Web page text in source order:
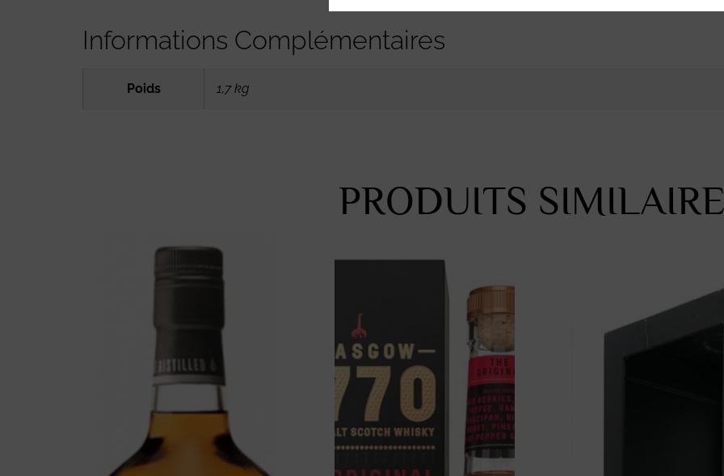
Informations Complémentaires
Poids 1,7 kg
PRODUITS